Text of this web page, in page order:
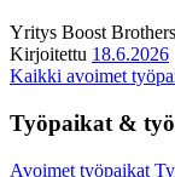
Yritys Boost
Kirjoitettu 18.6.2026
Kaikki avoimet
Työpaikat &
Avoimet työpaikat